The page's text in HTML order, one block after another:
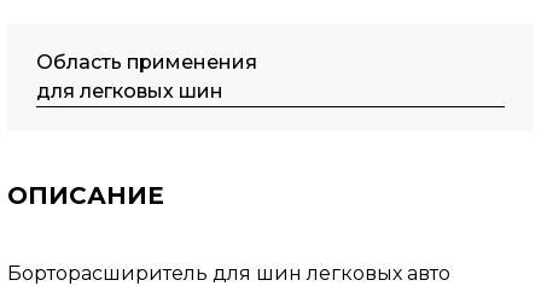
Область применения
для легковых шин
ОПИСАНИЕ
Борторасширитель для шин легковых авто